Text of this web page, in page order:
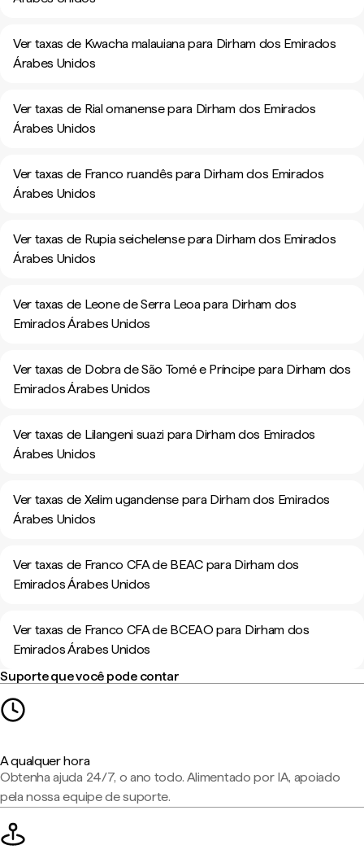
Ver taxas de Kwacha malauiana para Dirham dos Emirados
Árabes Unidos
Ver taxas de Rial omanense para Dirham dos Emirados
Árabes Unidos
Ver taxas de Franco ruandês para Dirham dos Emirados
Árabes Unidos
Ver taxas de Rupia seichelense para Dirham dos Emirados
Árabes Unidos
Ver taxas de Leone de Serra Leoa para Dirham dos
Emirados Árabes Unidos
Ver taxas de Dobra de São Tomé e Príncipe para Dirham dos
Emirados Árabes Unidos
Ver taxas de Lilangeni suazi para Dirham dos Emirados
Árabes Unidos
Ver taxas de Xelim ugandense para Dirham dos Emirados
Árabes Unidos
Ver taxas de Franco CFA de BEAC para Dirham dos
Emirados Árabes Unidos
Ver taxas de Franco CFA de BCEAO para Dirham dos
Emirados Árabes Unidos
Suporte que você pode contar
A qualquer hora
Obtenha ajuda 24/7, o ano todo. Alimentado por IA, apoiado
pela nossa equipe de suporte.